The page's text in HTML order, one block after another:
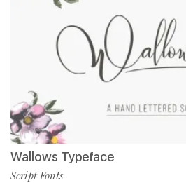
Wallows Typeface
Script Fonts